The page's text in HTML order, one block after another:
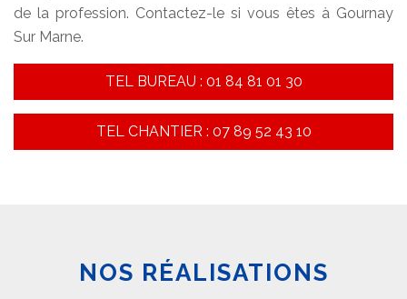
de la profession. Contactez-le si vous êtes à Gournay
Sur Marne.
TEL BUREAU : 01 84 81 01 30
TEL CHANTIER : 07 89 52 43 10
NOS RÉALISATIONS